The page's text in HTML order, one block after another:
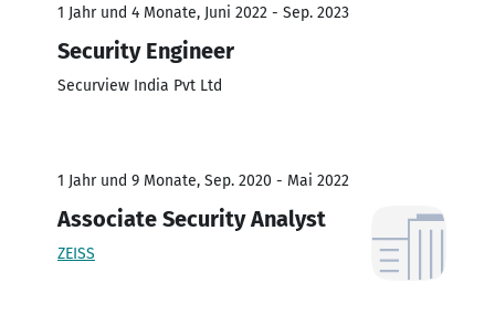
1 Jahr und 4 Monate, Juni 2022 - Sep. 2023
Security Engineer
Securview India Pvt Ltd
1 Jahr und 9 Monate, Sep. 2020 - Mai 2022
Associate Security Analyst
ZEISS